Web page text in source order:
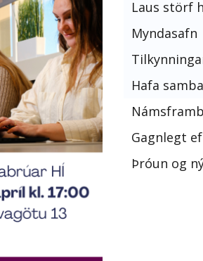
Laus störf
Myndasafn
Hafa
Gagnlegt
Þróun og